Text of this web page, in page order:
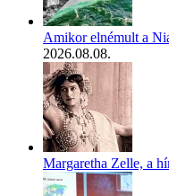
Amikor elnémult a
2026.08.08.
Margaretha Zelle, a